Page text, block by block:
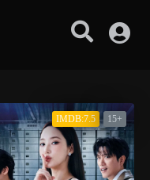
IMDB:7.5 15+